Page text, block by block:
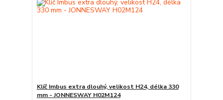
Klíč Imbus extra dlouhý, velikost H24, délka 330
mm - JONNESWAY H02M124